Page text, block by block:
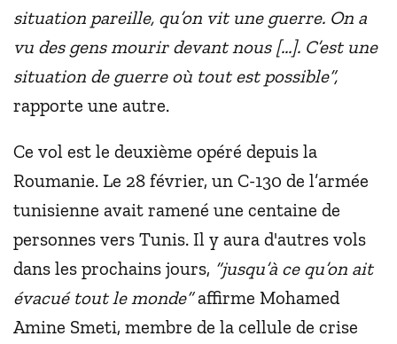
situation pareille, qu’on vit une guerre. On a
vu des gens mourir devant nous [...]. C’est une
situation de guerre où tout est possible”,
rapporte une autre.
Ce vol est le deuxième opéré depuis la
Roumanie. Le 28 février, un C-130 de l’armée
tunisienne avait ramené une centaine de
personnes vers Tunis. Il y aura d'autres vols
dans les prochains jours, “jusqu’à ce qu’on ait
évacué tout le monde”affirme Mohamed
Amine Smeti, membre de la cellule de crise